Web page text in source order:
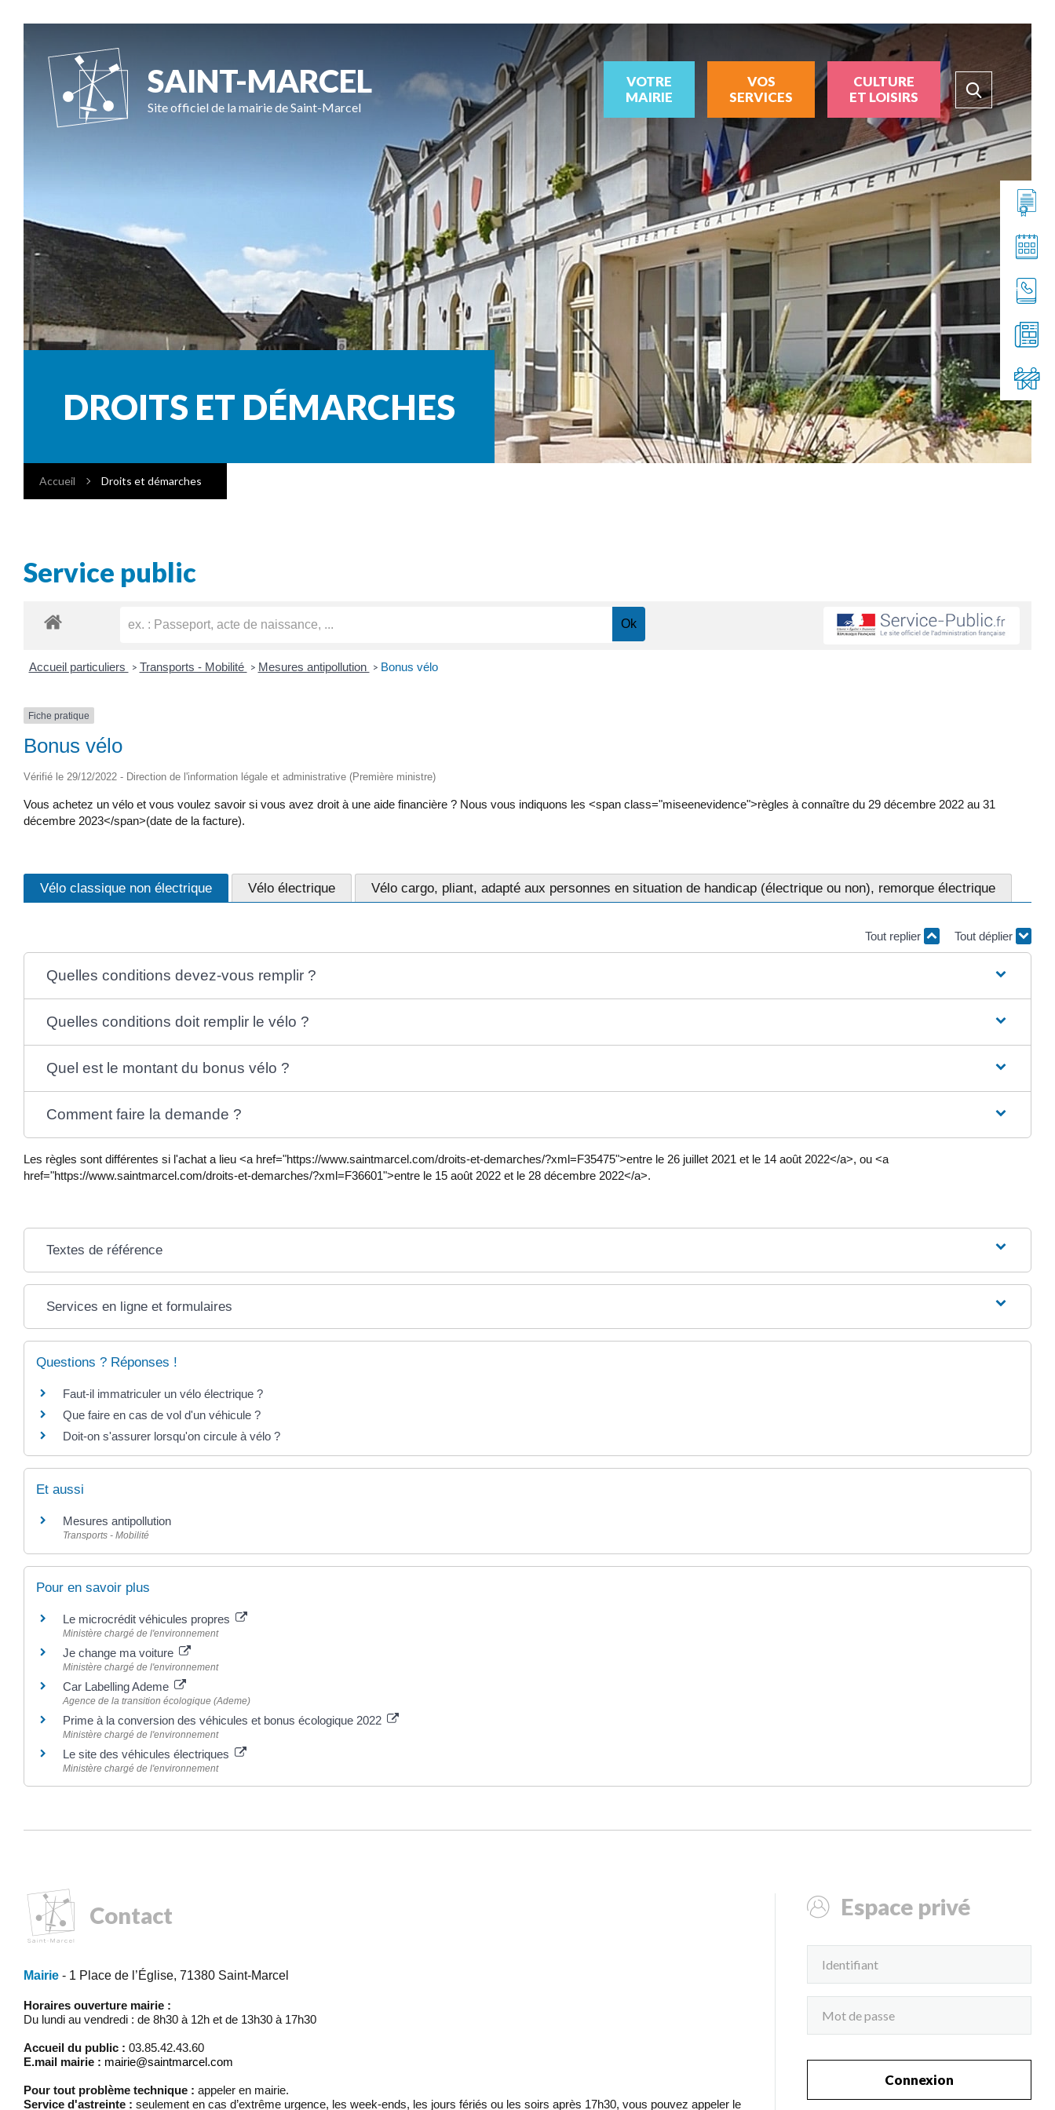
SAINT-MARCEL
Site officiel de la mairie de Saint-Marcel
VOTRE
MAIRIE
VOS
SERVICES
CULTURE
ET LOISIRS
DROITS ET DÉMARCHES
Accueil Droits et démarches
Service public
Accueil particuliers > Transports - Mobilité > Mesures antipollution > Bonus vélo
Fiche pratique
Bonus vélo
Vérifié le 29/12/2022 - Direction de l'information légale et administrative (Première ministre)
Vous achetez un vélo et vous voulez savoir si vous avez droit à une aide financière ? Nous vous indiquons les <span class="miseenevidence">règles à connaître du 29 décembre 2022 au 31
décembre 2023</span>(date de la facture).
Vélo classique non électrique Vélo électrique Vélo cargo, pliant, adapté aux personnes en situation de handicap (électrique ou non), remorque électrique
Tout replier Tout déplier
Quelles conditions devez-vous remplir ?
Quelles conditions doit remplir le vélo ?
Quel est le montant du bonus vélo ?
Comment faire la demande ?
Les règles sont différentes si l'achat a lieu <a href="https://www.saintmarcel.com/droits-et-demarches/?xml=F35475">entre le 26 juillet 2021 et le 14 août 2022</a>, ou <a
href="https://www.saintmarcel.com/droits-et-demarches/?xml=F36601">entre le 15 août 2022 et le 28 décembre 2022</a>.
Textes de référence
Services en ligne et formulaires
Questions ? Réponses !
Faut-il immatriculer un vélo électrique ?
Que faire en cas de vol d'un véhicule ?
Doit-on s'assurer lorsqu'on circule à vélo ?
Et aussi
Mesures antipollution
Transports - Mobilité
Pour en savoir plus
Le microcrédit véhicules propres
Ministère chargé de l'environnement
Je change ma voiture
Ministère chargé de l'environnement
Car Labelling Ademe
Agence de la transition écologique (Ademe)
Prime à la conversion des véhicules et bonus écologique 2022
Ministère chargé de l'environnement
Le site des véhicules électriques
Ministère chargé de l'environnement
Contact
Mairie - 1 Place de l’Église, 71380 Saint-Marcel
Horaires ouverture mairie :
Du lundi au vendredi : de 8h30 à 12h et de 13h30 à 17h30
Accueil du public : 03.85.42.43.60
E.mail mairie : mairie@saintmarcel.com
Pour tout problème technique : appeler en mairie.
Service d'astreinte : seulement en cas d’extrême urgence, les week-ends, les jours fériés ou les soirs après 17h30, vous pouvez appeler le
Espace privé
Connexion